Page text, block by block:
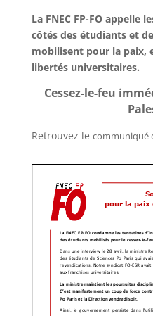
La FNEC FP-FO appelle
côtés des étudiants et
mobilisent pour la paix,
libertés universitaires.
Cessez-le-feu
Retrouvez le communiqué